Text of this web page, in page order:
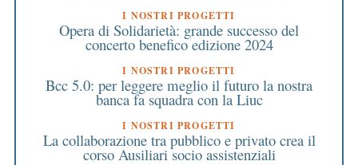
I NOSTRI PROGETTI
Opera di Solidarietà: grande successo del
concerto benefico edizione 2024
I NOSTRI PROGETTI
Bcc 5.0: per leggere meglio il futuro la nostra
banca fa squadra con la Liuc
I NOSTRI PROGETTI
La collaborazione tra pubblico e privato crea il
corso Ausiliari socio assistenziali